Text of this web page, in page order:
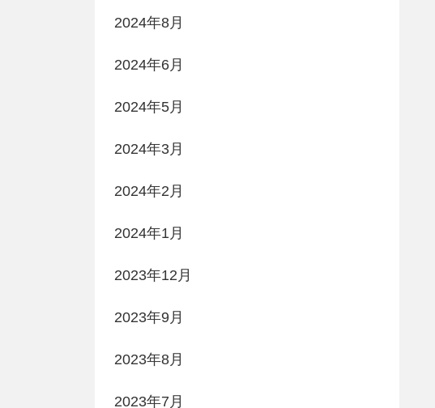
2024年8月
2024年6月
2024年5月
2024年3月
2024年2月
2024年1月
2023年12月
2023年9月
2023年8月
2023年7月